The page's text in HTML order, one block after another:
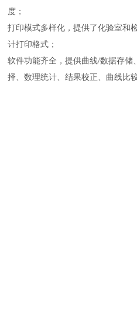
度；
打印模式多样化，提供了化验室和
计打印格式；
软件功能齐全，提供曲线/数据存
择、数理统计、结果校正、曲线比